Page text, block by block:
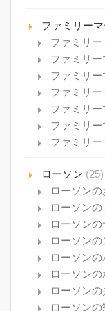
ファミリーマ
ファミリー
ファミリ
ファミリ
ファミリ
ファミリー
ファミリー
ファミリ
ローソン (25)
ローソンの
ローソン
ローソン
ローソン
ローソンの
ローソン
ローソンの
ローソンの